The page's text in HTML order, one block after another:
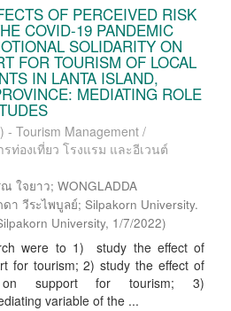
OF PERCEIVED RISK
COVID-19 PANDEMIC
SOLIDARITY ON
FOR TOURISM OF LOCAL
IN LANTA ISLAND,
MEDIATING ROLE
- Tourism Management /
ท่องเที่ยว โรงแรม และอีเวนต์
ใจยาว; WONGLADDA
า วีระไพบูลย์; Silpakorn University.
University, 1/7/2022)
were to 1) study the effect of
for tourism; 2) study the effect of
on support for tourism; 3)
variable of the ...